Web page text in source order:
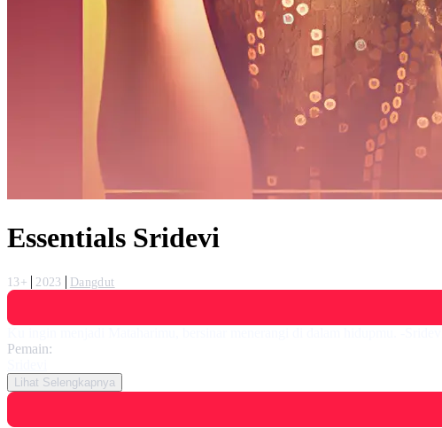
Essentials Sridevi
13+ 2023
Dangdut
Pemain:
Lihat Selengkapnya